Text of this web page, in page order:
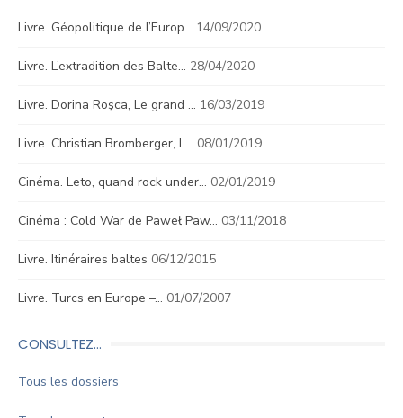
Livre. Géopolitique de l’Europ… 14/09/2020
Livre. L’extradition des Balte… 28/04/2020
Livre. Dorina Roşca, Le grand … 16/03/2019
Livre. Christian Bromberger, L… 08/01/2019
Cinéma. Leto, quand rock under… 02/01/2019
Cinéma : Cold War de Paweł Paw… 03/11/2018
Livre. Itinéraires baltes 06/12/2015
Livre. Turcs en Europe –… 01/07/2007
CONSULTEZ…
Tous les dossiers